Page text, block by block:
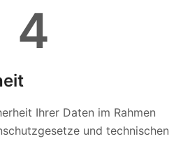
4
Ihrer Daten im Rahmen
und technischen